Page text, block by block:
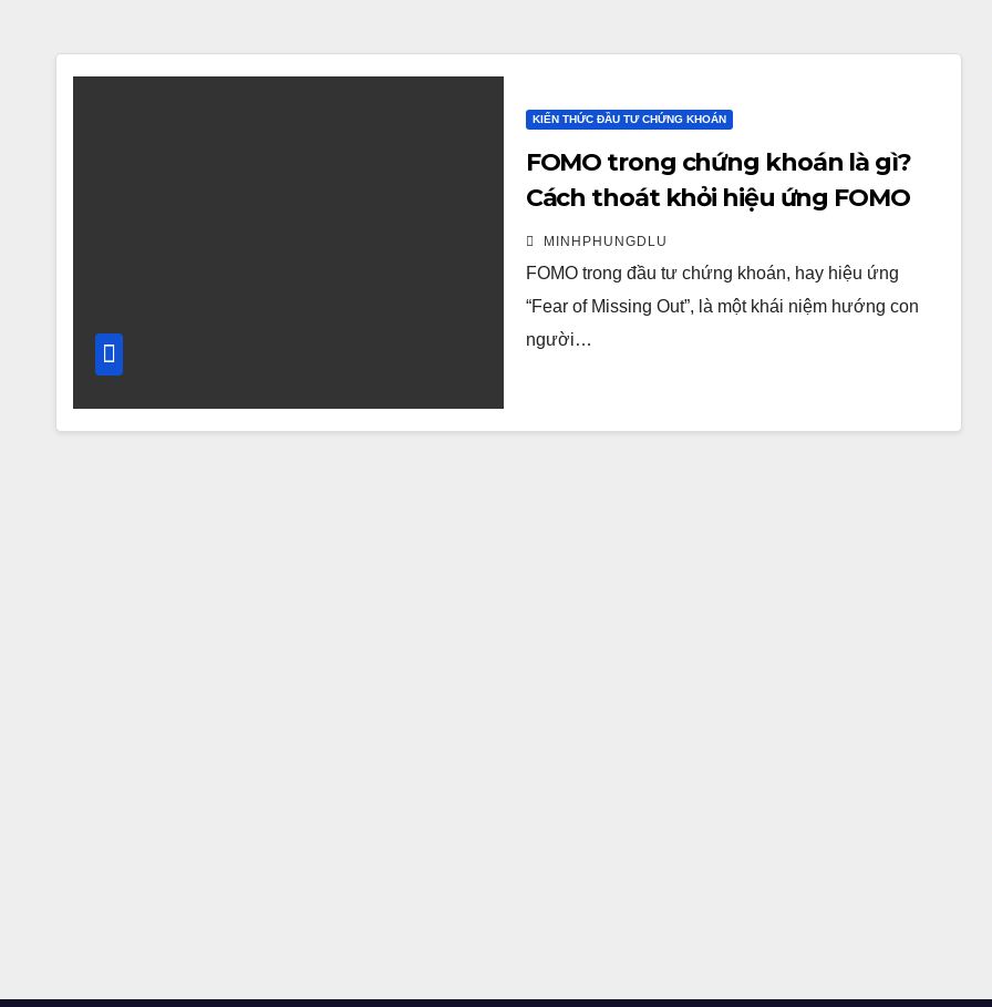
KIẾN THỨC ĐẦU TƯ CHỨNG KHOÁN
FOMO trong chứng khoán là gì?
Cách thoát khỏi hiệu ứng FOMO
hiệu quả
MINHPHUNGDLU
FOMO trong đầu tư chứng khoán, hay hiệu ứng
“Fear of Missing Out”, là một khái niệm hướng con
người…